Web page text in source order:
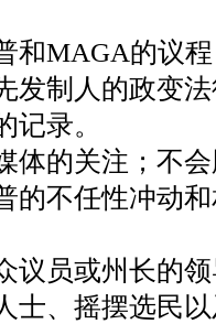
和MAGA的议
发制人的政变
记录。
体的关注；不
的不任性冲动
议员或州长的
士、摇摆选民